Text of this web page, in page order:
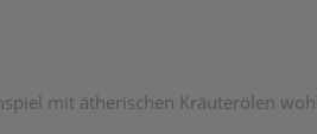
mit ätherischen Kräuterölen